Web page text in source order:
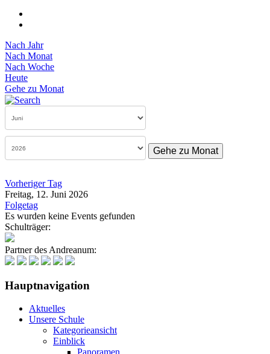
Nach Jahr
Nach Monat
Nach Woche
Heute
Gehe zu Monat
Gehe zu Monat
Vorheriger Tag
Freitag, 12. Juni 2026
Folgetag
Es wurden keine Events gefunden
Schulträger:
Partner des Andreanum:
Hauptnavigation
Aktuelles
Unsere Schule
Kategorieansicht
Einblick